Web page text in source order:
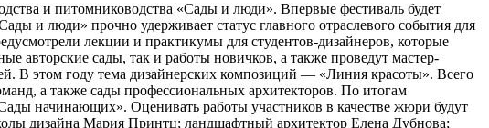
и питомниководства «Сады и люди». Впервые фестиваль будет
и люди» прочно удерживает статус главного отраслевого события для
лекции и практикумы для студентов-дизайнеров, которые
авторские сады, так и работы новичков, а также проведут мастер-
В этом году тема дизайнерских композиций — «Линия красоты». Всего
а также сады профессиональных архитекторов. По итогам
начинающих». Оценивать работы участников в качестве жюри будут
дизайна Мария Принтц; ландшафтный архитектор Елена Дубнова;